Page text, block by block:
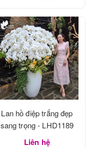
Lan hồ điệp trắng đẹp
sang trọng - LHD1189
Liên hệ